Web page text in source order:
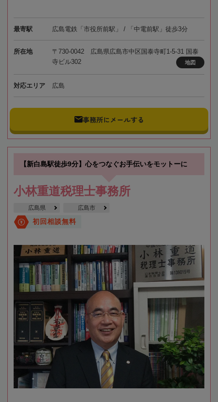
最寄駅 広島電鉄「市役所前駅」 / 「中電前駅」徒歩3分
所在地
〒730-0042 広島県広島市中区国泰寺町1-5-31 国泰
寺ビル302
地図
対応エリア 広島
事務所にメールする
【新白島駅徒歩9分】心をつなぐお手伝いをモットーに
小林重道税理士事務所
広島県 広島市
初回相談無料